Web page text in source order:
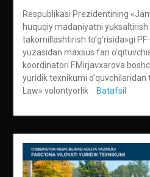
Respublikasi Prezidentining
huquqiy madaniyatni
takomillashtirish to’g’risida»gi
yuzasidan maxsus fan
koordinatori F.Mirjavxarova
yuridik texnikumi
Law» volontyorlik
Batafsil